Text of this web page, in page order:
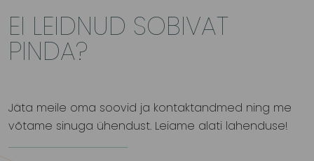
EI LEIDNUD SOBIVAT
PINDA?
Jäta meile oma soovid ja kontaktandmed ning me
võtame sinuga ühendust. Leiame alati lahenduse!